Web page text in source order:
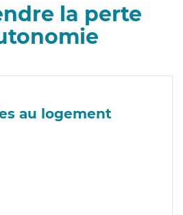
la perte
au logement